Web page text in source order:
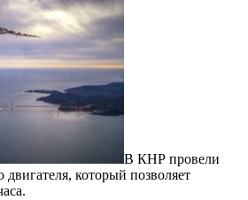
В КНР провели
который позволяет